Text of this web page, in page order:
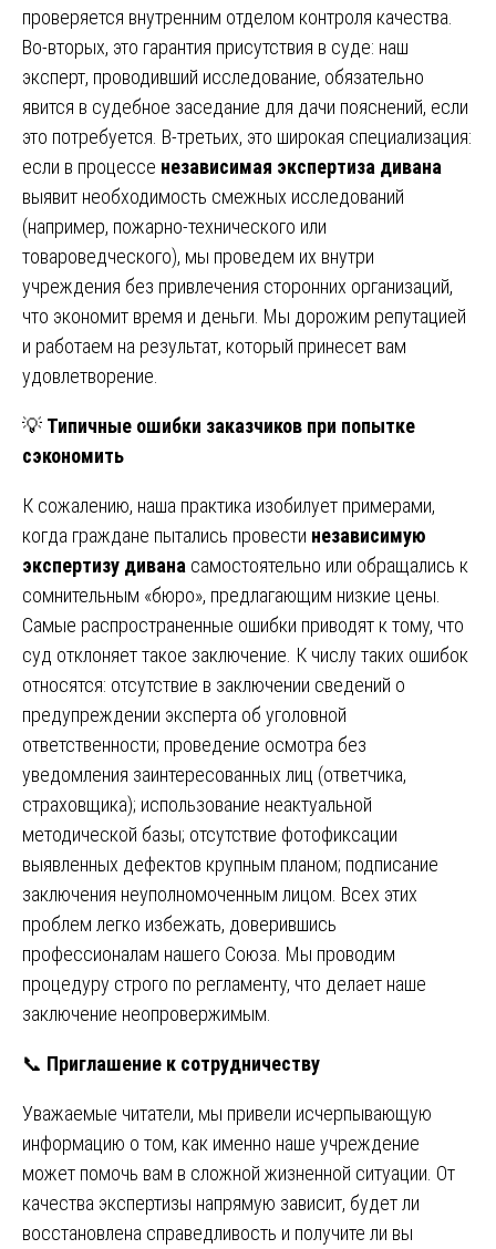
проверяется внутренним отделом контроля качества.
Во-вторых, это гарантия присутствия в суде: наш
эксперт, проводивший исследование, обязательно
явится в судебное заседание для дачи пояснений, если
это потребуется. В-третьих, это широкая специализация:
если в процессе независимая экспертиза дивана
выявит необходимость смежных исследований
(например, пожарно-технического или
товароведческого), мы проведем их внутри
учреждения без привлечения сторонних организаций,
что экономит время и деньги. Мы дорожим репутацией
и работаем на результат, который принесет вам
удовлетворение.
💡 Типичные ошибки заказчиков при попытке
сэкономить
К сожалению, наша практика изобилует примерами,
когда граждане пытались провести независимую
экспертизу дивана самостоятельно или обращались к
сомнительным «бюро», предлагающим низкие цены.
Самые распространенные ошибки приводят к тому, что
суд отклоняет такое заключение. К числу таких ошибок
относятся: отсутствие в заключении сведений о
предупреждении эксперта об уголовной
ответственности; проведение осмотра без
уведомления заинтересованных лиц (ответчика,
страховщика); использование неактуальной
методической базы; отсутствие фотофиксации
выявленных дефектов крупным планом; подписание
заключения неуполномоченным лицом. Всех этих
проблем легко избежать, доверившись
профессионалам нашего Союза. Мы проводим
процедуру строго по регламенту, что делает наше
заключение неопровержимым.
📞 Приглашение к сотрудничеству
Уважаемые читатели, мы привели исчерпывающую
информацию о том, как именно наше учреждение
может помочь вам в сложной жизненной ситуации. От
качества экспертизы напрямую зависит, будет ли
восстановлена справедливость и получите ли вы